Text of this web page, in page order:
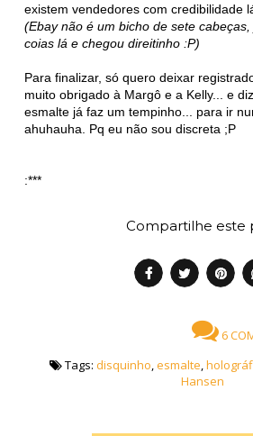
existem vendedores com credibilidade
(Ebay não é um bicho de sete
coias lá e chegou direitinho :P)
Para finalizar, só quero deixar
muito obrigado à Margô e a Kelly... e
esmalte já faz um tempinho... para ir
ahuhauha. Pq eu não sou discreta ;P
:***
Compartilhe este
6
Tags: disquinho,esmalte,
Hansen